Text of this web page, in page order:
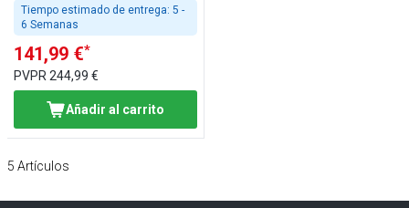
Tiempo estimado de entrega: 5 -
6 Semanas
141,99 €*
PVPR 244,99 €
Añadir al carrito
5 Artículos